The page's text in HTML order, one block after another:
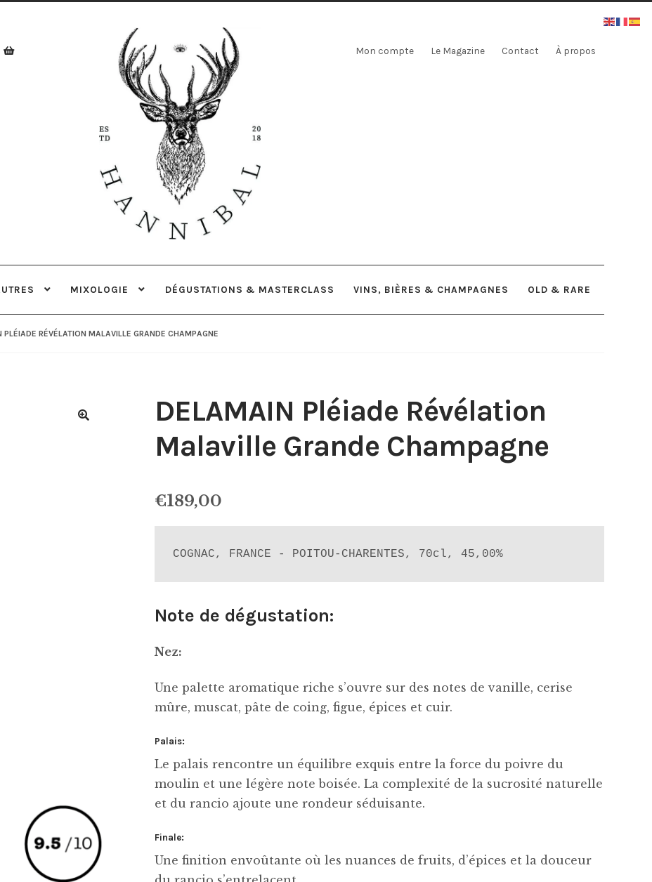
Mon compte Le Magazine Contact À propos
MIXOLOGIE DÉGUSTATIONS & MASTERCLASS VINS, BIÈRES & CHAMPAGNES OLD & RARE
PLÉIADE RÉVÉLATION MALAVILLE GRANDE CHAMPAGNE
DELAMAIN Pléiade Révélation
Malaville Grande Champagne
€189,00
COGNAC, FRANCE - POITOU-CHARENTES, 70cl, 45,00%
Note de dégustation:
Nez:
Une palette aromatique riche s’ouvre sur des notes de vanille, cerise
mûre, muscat, pâte de coing, figue, épices et cuir.
Palais:
Le palais rencontre un équilibre exquis entre la force du poivre du
moulin et une légère note boisée. La complexité de la sucrosité naturelle
et du rancio ajoute une rondeur séduisante.
Finale:
Une finition envoûtante où les nuances de fruits, d’épices et la douceur